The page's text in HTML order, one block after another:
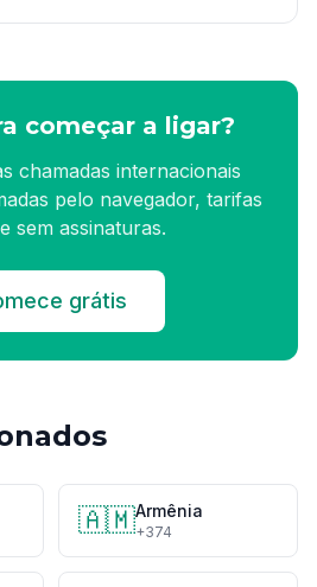
começar a ligar?
chamadas internacionais
pelo navegador, tarifas
sem assinaturas.
grátis
🇦🇲Armênia
+374